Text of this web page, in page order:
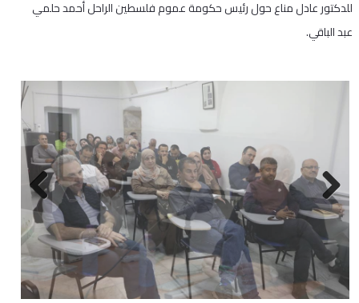
للدكتور عادل مناع حول رئيس حكومة عموم فلسطين الراحل أحمد حلمي
عبد الباقي.
Previous
Next